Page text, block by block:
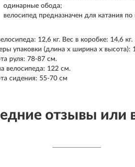
одинарные обода;
велосипед предназначен для катания
12,6 кг. Вес в коробке: 14,6 кг.
упаковки (длина х ширина х высота):
руля: 78-87 см.
велосипеда: 122 см.
сидения: 55-70 см
отзывы или